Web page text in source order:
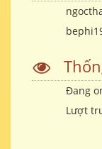
Đang
Lượt